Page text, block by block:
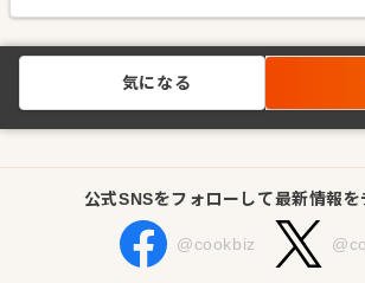
気になる
公式SNSをフォローして最新情報を
@cookbiz